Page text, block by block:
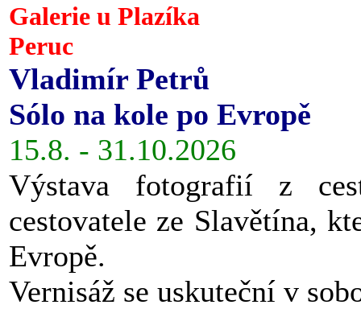
Galerie u Plazíka
Peruc
Vladimír Petrů
Sólo na kole po Evropě
15.8. - 31.10.2026
Výstava fotografií z
cestovatele ze Slavětína,
Evropě.
Vernisáž se uskuteční v